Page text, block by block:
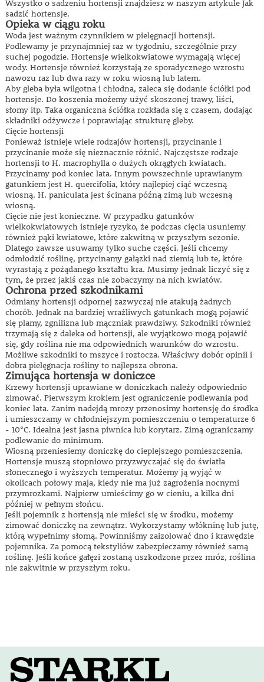
Wszystko o sadzeniu hortensji znajdziesz w naszym artykule Jak
sadzić hortensje.
Opieka w ciągu roku
Woda jest ważnym czynnikiem w pielęgnacji hortensji.
Podlewamy je przynajmniej raz w tygodniu, szczególnie przy
suchej pogodzie. Hortensje wielkokwiatowe wymagają więcej
wody. Hortensje również korzystają ze sporadycznego wzrostu
nawozu raz lub dwa razy w roku wiosną lub latem.
Aby gleba była wilgotna i chłodna, zaleca się dodanie ściółki pod
hortensje. Do koszenia możemy użyć skoszonej trawy, liści,
słomy itp. Taka organiczna ściółka rozkłada się z czasem, dodając
składniki odżywcze i poprawiając strukturę gleby.
Cięcie hortensji
Ponieważ istnieje wiele rodzajów hortensji, przycinanie i
przycinanie może się nieznacznie różnić. Najczęstsze rodzaje
hortensji to H. macrophylla o dużych okrągłych kwiatach.
Przycinamy pod koniec lata. Innym powszechnie uprawianym
gatunkiem jest H. quercifolia, który najlepiej ciąć wczesną
wiosną. H. paniculata jest ścinana późną zimą lub wczesną
wiosną.
Cięcie nie jest konieczne. W przypadku gatunków
wielkokwiatowych istnieje ryzyko, że podczas cięcia usuniemy
również pąki kwiatowe, które zakwitną w przyszłym sezonie.
Dlatego zawsze usuwamy tylko suche części. Jeśli chcemy
odmłodzić roślinę, przycinamy gałązki nad ziemią lub te, które
wyrastają z pożądanego kształtu kra. Musimy jednak liczyć się z
tym, że przez jakiś czas nie zobaczymy na nich kwiatów.
Ochrona przed szkodnikami
Odmiany hortensji odpornej zazwyczaj nie atakują żadnych
chorób. Jednak na bardziej wrażliwych gatunkach mogą pojawić
się plamy, zgnilizna lub mączniak prawdziwy. Szkodniki również
trzymają się z daleka od hortensji, ale wyjątkowo mogą pojawić
się, gdy roślina nie ma odpowiednich warunków do wzrostu.
Możliwe szkodniki to mszyce i roztocza. Właściwy dobór opinii i
dobra pielęgnacja rośliny to najlepsza obrona.
Zimująca hortensja w doniczce
Krzewy hortensji uprawiane w doniczkach należy odpowiednio
zimować. Pierwszym krokiem jest ograniczenie podlewania pod
koniec lata. Zanim nadejdą mrozy przenosimy hortensję do środka
i umieszczamy w chłodniejszym pomieszczeniu o temperaturze 6
- 10°C. Idealna jest jasna piwnica lub korytarz. Zimą ograniczamy
podlewanie do minimum.
Wiosną przeniesiemy doniczkę do cieplejszego pomieszczenia.
Hortensje muszą stopniowo przyzwyczajać się do światła
słonecznego i wyższych temperatur. Możemy ją wyjąć w
okolicach połowy maja, kiedy nie ma już zagrożenia nocnymi
przymrozkami. Najpierw umieścimy go w cieniu, a kilka dni
później w pełnym słońcu.
Jeśli pojemnik z hortensją nie mieści się w środku, możemy
zimować doniczkę na zewnątrz. Wykorzystamy włókninę lub jutę,
którą wypełnimy słomą. Powinniśmy zaizolować dno i krawędzie
pojemnika. Za pomocą tekstyliów zabezpieczamy również samą
roślinę. Jeśli końce gałęzi zostaną uszkodzone przez mróz, roślina
nie zakwitnie w przyszłym roku.